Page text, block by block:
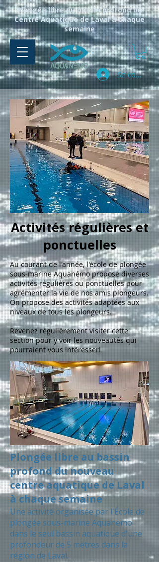
Plongée libre au bassin profond du
Centre Aquatique de Laval à chaque
semaine
Se connecter
Activités régulières et
ponctuelles
Au courant de l'année, l'école de plongée
sous-marine Aquanémo propose diverses
activités régulières ou ponctuelles pour
agrémenter la vie de nos amis plongeurs.
On propose des activités adaptées aux
niveaux de tous les plongeurs.
Revenez régulièrement visiter cette
section pour y voir les nouveautés qui
pourraient vous intéresser!
Plongée libre au bassin
profond du nouveau
centre aquatique de Laval
à chaque semaine
Une activité organisée par l'École de
plongée sous-marine Aquanemo
dans le seul bassin aquatique d'une
profondeur de 5 mètres dans la
région de Laval.